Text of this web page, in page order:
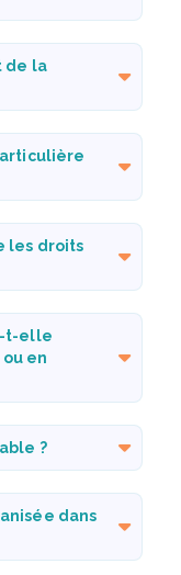
de la
les droits
t-elle
en
?
dans